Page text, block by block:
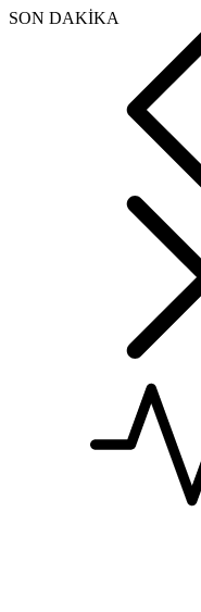
SON DAKİKA